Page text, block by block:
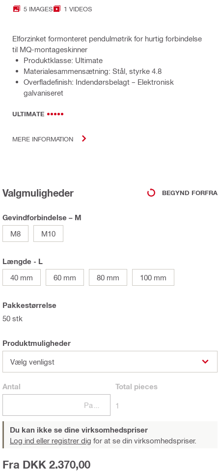
5 IMAGES 1 VIDEOS
Elforzinket formonteret pendulmøtrik for hurtig forbindelse
til MQ-montageskinner
Produktklasse: Ultimate
Materialesammensætning: Stål, styrke 4.8
Overfladefinish: Indendørsbelagt – Elektronisk
galvaniseret
ULTIMATE
MERE INFORMATION
Valgmuligheder BEGYND FORFRA
Gevindforbindelse – M
M8
M10
Længde - L
40 mm
60 mm 80 mm 100 mm
Pakkestørrelse
50 stk
Produktmuligheder
Vælg venligst
Antal Total pieces
1
Du kan ikke se dine virksomhedspriser
Log ind eller registrer dig for at se din virksomhedspriser.
Fra DKK 2.370,00